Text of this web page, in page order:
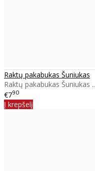
Raktų pakabukas Šuniukas
Raktų pakabukas Šuniukas ..
€790
Į krepšelį